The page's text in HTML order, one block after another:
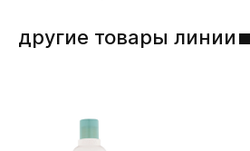
другие товары линии